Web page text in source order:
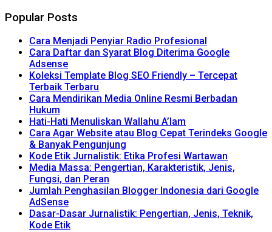
Popular Posts
Cara Menjadi Penyiar Radio Profesional
Cara Daftar dan Syarat Blog Diterima Google
Adsense
Koleksi Template Blog SEO Friendly – Tercepat
Terbaik Terbaru
Cara Mendirikan Media Online Resmi Berbadan
Hukum
Hati-Hati Menuliskan Wallahu A’lam
Cara Agar Website atau Blog Cepat Terindeks Google
& Banyak Pengunjung
Kode Etik Jurnalistik: Etika Profesi Wartawan
Media Massa: Pengertian, Karakteristik, Jenis,
Fungsi, dan Peran
Jumlah Penghasilan Blogger Indonesia dari Google
AdSense
Dasar-Dasar Jurnalistik: Pengertian, Jenis, Teknik,
Kode Etik